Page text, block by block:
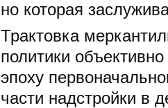
но которая
Трактовка
политики
эпоху
части надстройки в